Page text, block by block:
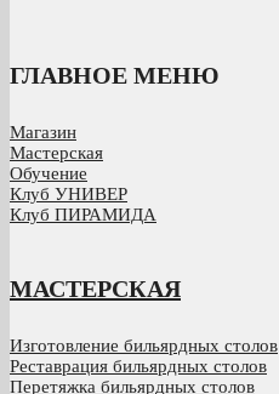
ГЛАВНОЕ МЕНЮ
Магазин
Мастерская
Обучение
Клуб УНИВЕР
Клуб ПИРАМИДА
МАСТЕРСКАЯ
Изготовление бильярдных столов
Реставрация бильярдных столов
Перетяжка бильярдных столов